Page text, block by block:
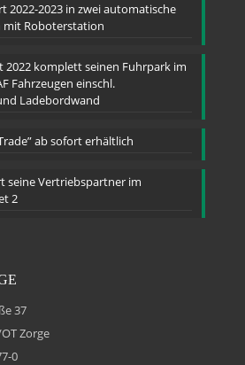
2022-2023 in zwei automatische
mit Roboterstation
2022 komplett seinen Fuhrpark im
Fahrzeugen einschl.
Ladebordwand
ab sofort erhältlich
seine Vertriebspartner im
2
37
Zorge
0